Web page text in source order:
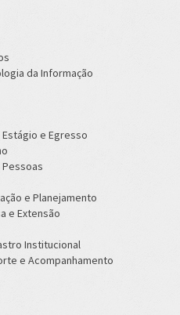
da Informação
Estágio e Egresso
Pessoas
e Planejamento
e Extensão
Institucional
e Acompanhamento